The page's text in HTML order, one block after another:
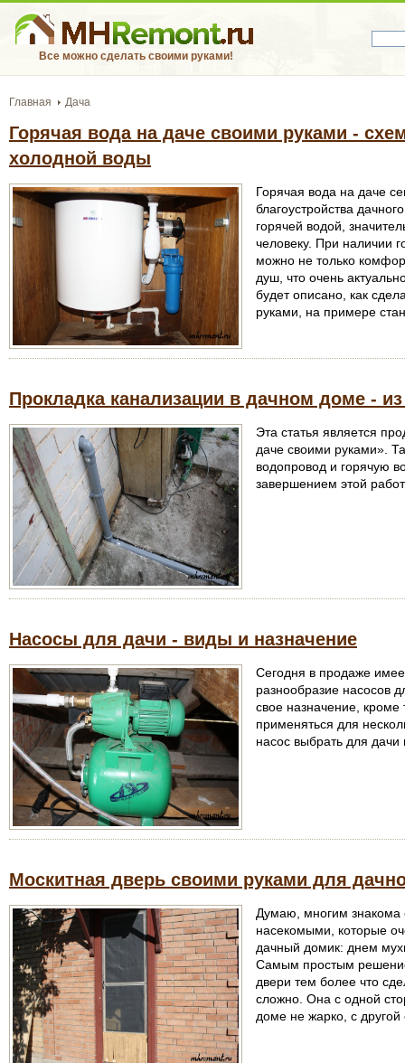
Все можно сделать своими руками!
Главная Дача
Горячая вода на даче своими руками -
холодной воды
Горячая вода на даче
благоустройства
горячей водой,
человеку. При наличии
можно не только
душ, что очень
будет описано, как
руками, на примере
Прокладка канализации в дачном доме -
Эта статья является
даче своими руками».
водопровод и горячую
завершением этой
Насосы для дачи - виды и назначение
Сегодня в продаже
разнообразие насосов
свое назначение, кроме
применяться для
насос выбрать для дачи
Москитная дверь своими руками для
Думаю, многим знакома
насекомыми, которые
дачный домик: днем
Самым простым
двери тем более что
сложно. Она с одной
доме не жарко, с